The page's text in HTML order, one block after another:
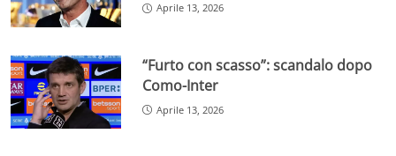
Aprile 13, 2026
“Furto con scasso”: scandalo dopo
Como-Inter
Aprile 13, 2026